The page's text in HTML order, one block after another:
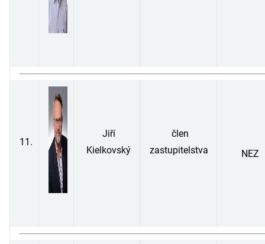
11.
Jiří
Kielkovský
člen
zastupitelstva
NEZ